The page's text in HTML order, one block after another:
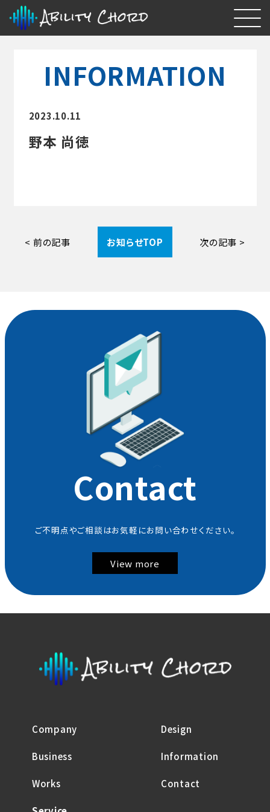
INFORMATION
2023.10.11
野本 尚徳
< 前の記事 お知らせTOP 次の記事 >
Contact
ご不明点やご相談はお気軽にお問い合わせください。
View more
Company
Business
Works
Design
Information
Contact